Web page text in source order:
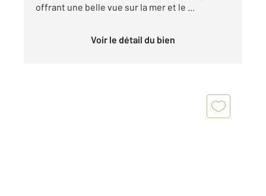
offrant une belle vue sur la mer et le ...
Voir le détail du bien